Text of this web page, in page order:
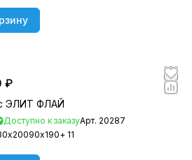
₽
ЭЛИТ ФЛАЙ
Доступно к заказуАрт. 20287
90х190+ 11